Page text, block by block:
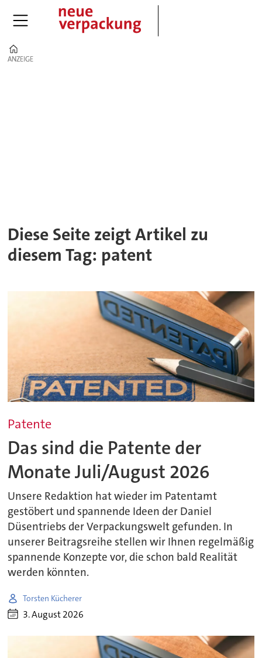
ANZEIGE
ANZEIGE
Diese Seite zeigt Artikel zu
diesem Tag: patent
Patente
Das sind die Patente der
Monate Juli/August 2026
Unsere Redaktion hat wieder im Patentamt
gestöbert und spannende Ideen der Daniel
Düsentriebs der Verpackungswelt gefunden. In
unserer Beitragsreihe stellen wir Ihnen regelmäßig
spannende Konzepte vor, die schon bald Realität
werden könnten.
Torsten Kücherer
3. August 2026